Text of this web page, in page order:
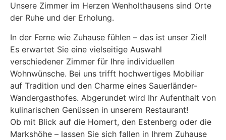
Unsere Zimmer im Herzen Wenholthausens sind Orte
der Ruhe und der Erholung.
In der Ferne wie Zuhause fühlen – das ist unser Ziel!
Es erwartet Sie eine vielseitige Auswahl
verschiedener Zimmer für Ihre individuellen
Wohnwünsche. Bei uns trifft hochwertiges Mobiliar
auf Tradition und den Charme eines Sauerländer-
Wandergasthofes. Abgerundet wird Ihr Aufenthalt von
kulinarischen Genüssen in unserem Restaurant!
Ob mit Blick auf die Homert, den Estenberg oder die
Markshöhe – lassen Sie sich fallen in Ihrem Zuhause